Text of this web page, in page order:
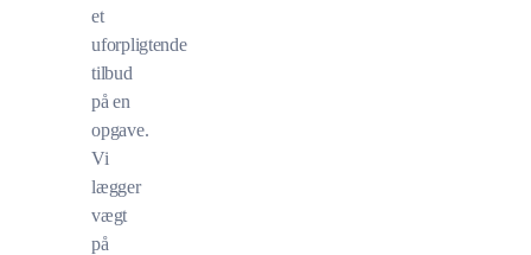
et
uforpligtende
tilbud
på en
opgave.
Vi
lægger
vægt
på